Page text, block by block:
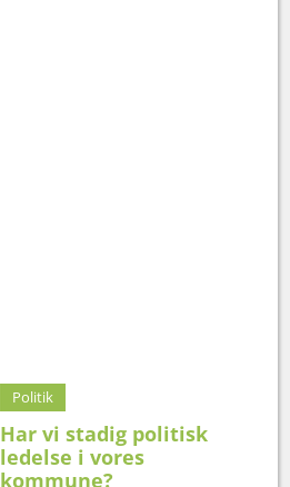
Politik
Har vi stadig politisk
ledelse i vores
kommune?